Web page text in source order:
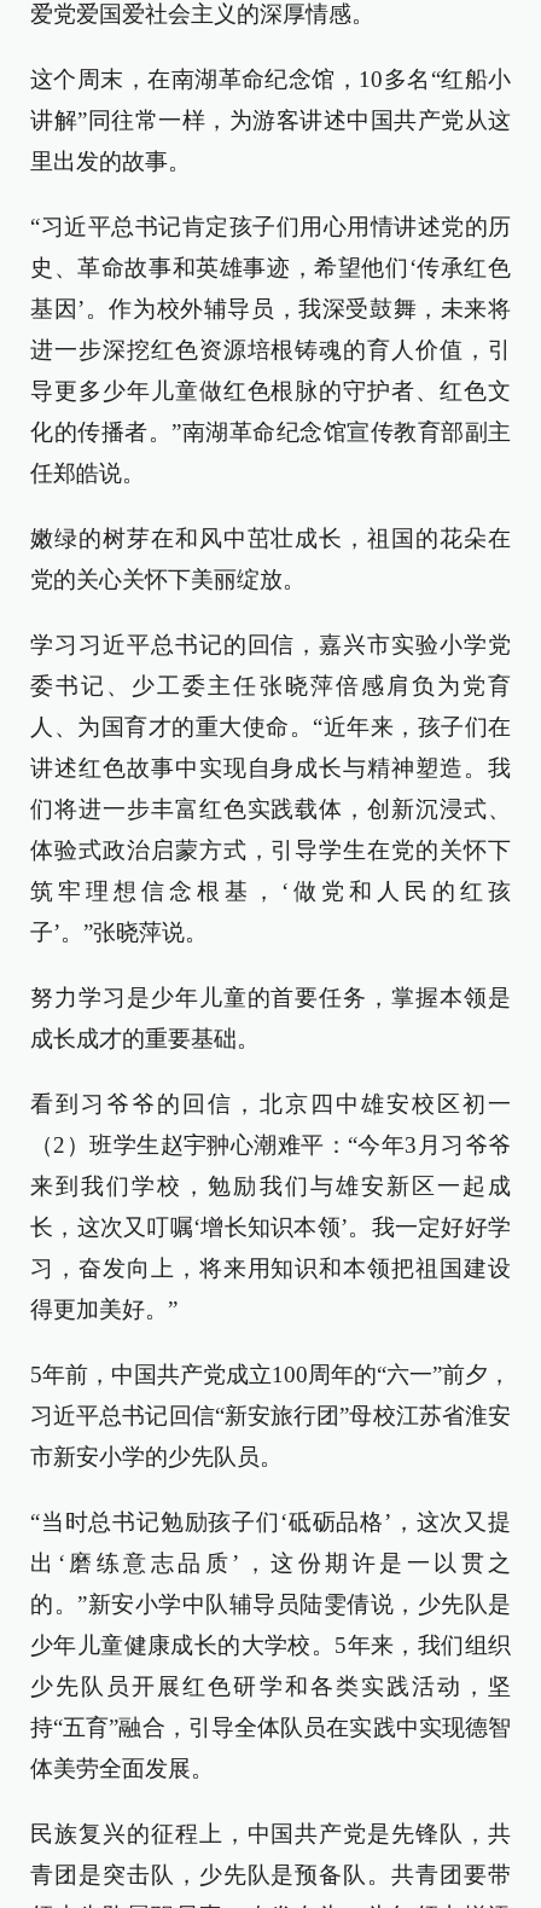
爱党爱国爱社会主义的深厚情感。
这个周末，在南湖革命纪念馆，10多名“红船小
讲解”同往常一样，为游客讲述中国共产党从这
里出发的故事。
“习近平总书记肯定孩子们用心用情讲述党的历
史、革命故事和英雄事迹，希望他们‘传承红色
基因’。作为校外辅导员，我深受鼓舞，未来将
进一步深挖红色资源培根铸魂的育人价值，引
导更多少年儿童做红色根脉的守护者、红色文
化的传播者。”南湖革命纪念馆宣传教育部副主
任郑皓说。
嫩绿的树芽在和风中茁壮成长，祖国的花朵在
党的关心关怀下美丽绽放。
学习习近平总书记的回信，嘉兴市实验小学党
委书记、少工委主任张晓萍倍感肩负为党育
人、为国育才的重大使命。“近年来，孩子们在
讲述红色故事中实现自身成长与精神塑造。我
们将进一步丰富红色实践载体，创新沉浸式、
体验式政治启蒙方式，引导学生在党的关怀下
筑牢理想信念根基，‘做党和人民的红孩
子’。”张晓萍说。
努力学习是少年儿童的首要任务，掌握本领是
成长成才的重要基础。
看到习爷爷的回信，北京四中雄安校区初一
（2）班学生赵宇翀心潮难平：“今年3月习爷爷
来到我们学校，勉励我们与雄安新区一起成
长，这次又叮嘱‘增长知识本领’。我一定好好学
习，奋发向上，将来用知识和本领把祖国建设
得更加美好。”
5年前，中国共产党成立100周年的“六一”前夕，
习近平总书记回信“新安旅行团”母校江苏省淮安
市新安小学的少先队员。
“当时总书记勉励孩子们‘砥砺品格’，这次又提
出‘磨练意志品质’，这份期许是一以贯之
的。”新安小学中队辅导员陆雯倩说，少先队是
少年儿童健康成长的大学校。5年来，我们组织
少先队员开展红色研学和各类实践活动，坚
持“五育”融合，引导全体队员在实践中实现德智
体美劳全面发展。
民族复兴的征程上，中国共产党是先锋队，共
青团是突击队，少先队是预备队。共青团要带